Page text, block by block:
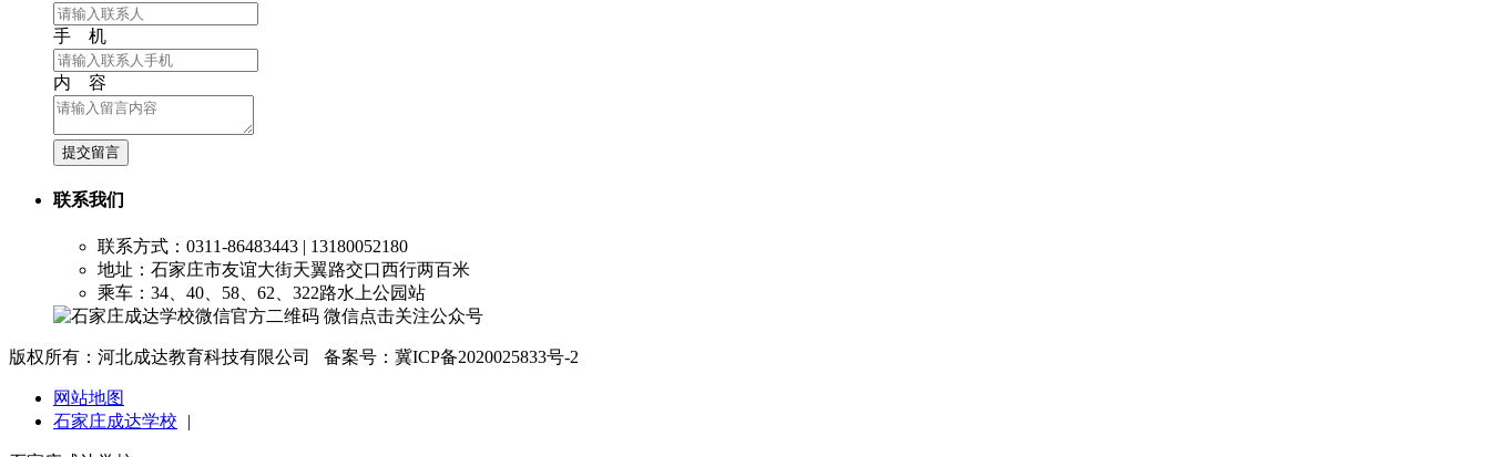
手 机
内 容
提交留言
联系我们
联系方式：0311-86483443 | 13180052180
地址：石家庄市友谊大街天翼路交口西行两百米
乘车：34、40、58、62、322路水上公园站
微信点击关注公众号
版权所有：河北成达教育科技有限公司 备案号：冀ICP备2020025833号-2
网站地图
石家庄成达学校
|